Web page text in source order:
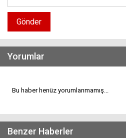
Gönder
Yorumlar
Bu haber henüz yorumlanmamış...
Benzer Haberler